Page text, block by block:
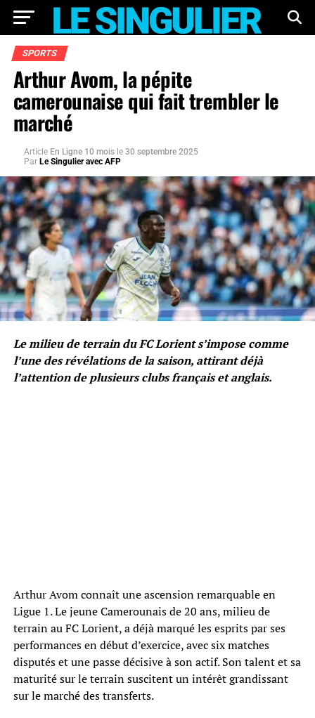
SPORTS
Arthur Avom, la pépite
camerounaise qui fait trembler le
marché
Article En Ligne 10 mois le 30 septembre 2025
Par Le Singulier avec AFP
Le milieu de terrain du FC Lorient s’impose comme
l’une des révélations de la saison, attirant déjà
l’attention de plusieurs clubs français et anglais.
Arthur Avom connaît une ascension remarquable en
Ligue 1. Le jeune Camerounais de 20 ans, milieu de
terrain au FC Lorient, a déjà marqué les esprits par ses
performances en début d’exercice, avec six matches
disputés et une passe décisive à son actif. Son talent et sa
maturité sur le terrain suscitent un intérêt grandissant
sur le marché des transferts.